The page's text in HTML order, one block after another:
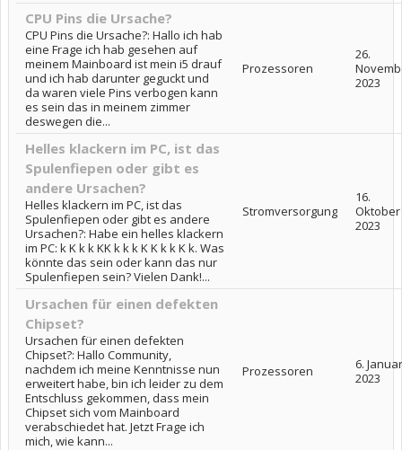
CPU Pins die Ursache?
CPU Pins die Ursache?: Hallo ich hab
eine Frage ich hab gesehen auf
meinem Mainboard ist mein i5 drauf
und ich hab darunter geguckt und
da waren viele Pins verbogen kann
es sein das in meinem zimmer
deswegen die...
Prozessoren
26.
2023
Helles klackern im PC, ist das
Spulenfiepen oder gibt es
andere Ursachen?
Helles klackern im PC, ist das
Spulenfiepen oder gibt es andere
Ursachen?: Habe ein helles klackern
im PC: k K k k KK k k k K K k k K k. Was
könnte das sein oder kann das nur
Spulenfiepen sein? Vielen Dank!...
Stromversorgung
16.
Oktober
2023
Ursachen für einen defekten
Chipset?
Ursachen für einen defekten
Chipset?: Hallo Community,
nachdem ich meine Kenntnisse nun
erweitert habe, bin ich leider zu dem
Entschluss gekommen, dass mein
Chipset sich vom Mainboard
verabschiedet hat. Jetzt Frage ich
mich, wie kann...
Prozessoren
6. Januar
2023